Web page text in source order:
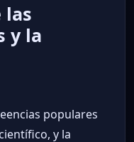
las
y la
populares
y la